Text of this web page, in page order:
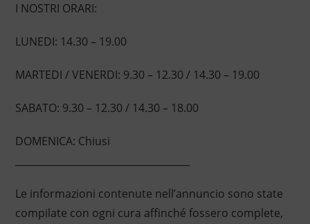
I NOSTRI ORARI:
LUNEDI: 14.30 – 19.00
MARTEDI / VENERDI: 9.30 – 12.30 / 14.30 – 19.00
SABATO: 9.30 – 12.30 / 14.30 – 18.00
DOMENICA: Chiusi
Le informazioni contenute nell’annuncio sono state
compilate con ogni cura affinché fossero complete,